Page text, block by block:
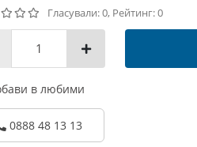
Гласували: 0, Рейтинг: 0
в любими
0888 48 13 13